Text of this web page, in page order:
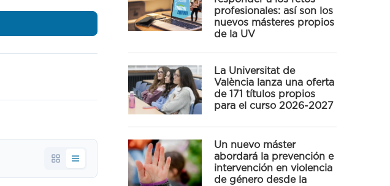
profesionales: así son los
nuevos másteres propios
de la UV
La Universitat de
València lanza una oferta
de 171 títulos propios
para el curso 2026-2027
Un nuevo máster
abordará la prevención e
intervención en violencia
de género desde la